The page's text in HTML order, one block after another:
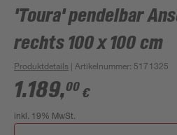
'Toura' pendelbar
rechts 100 x 100 cm
Produktdetails | Artikelnummer: 5171325
1.189,00 €
inkl. 19% MwSt.